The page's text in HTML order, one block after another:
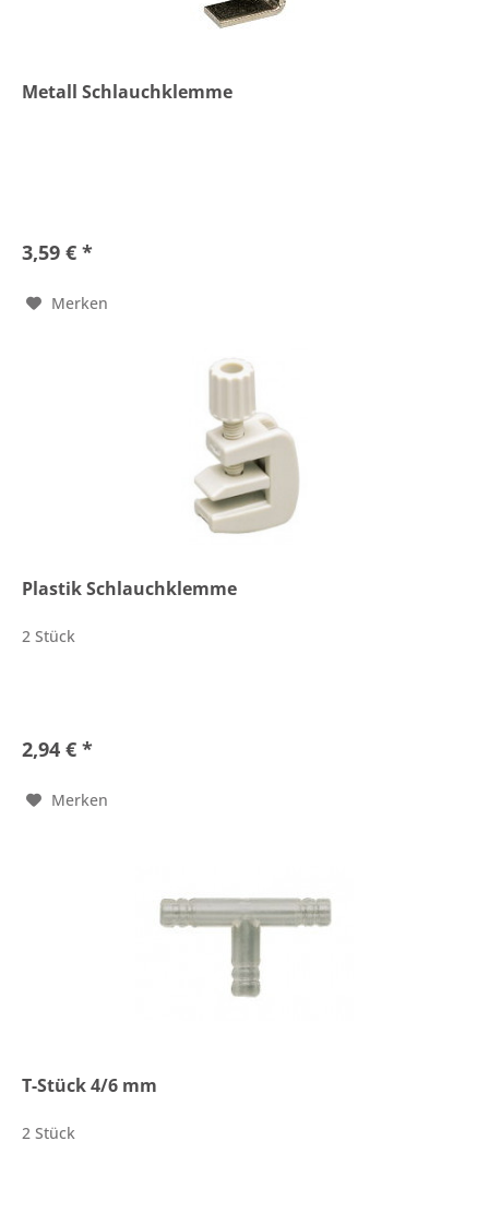
Metall Schlauchklemme
3,59 € *
Merken
Plastik Schlauchklemme
2 Stück
2,94 € *
Merken
T-Stück 4/6 mm
2 Stück